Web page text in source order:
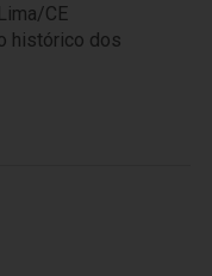
CE
histórico dos